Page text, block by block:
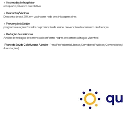
✓Acomodação hospitalar
em quarto privativo ou coletivo
✓ Descontos/Vacinas
Desconto de até 20% em vacinas na rede de clínicas parceiras
✓ Prevenção à Saúde
programas e ações focados na promoção da saúde, prevenção e tratamento de doenças
✓ Redução de carências
Análise de redução de carências (conforme regras de comercialização vigentes)
Plano de Saúde Coletivo por Adesão - Para Profissionais Liberais, Servidores Públicos,
Associações).